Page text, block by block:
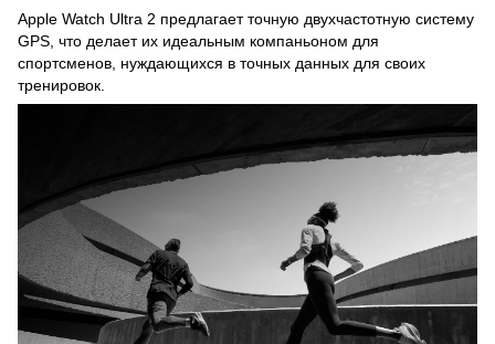
Apple Watch Ultra 2 предлагает точную двухчастотную систему
GPS, что делает их идеальным компаньоном для
спортсменов, нуждающихся в точных данных для своих
тренировок.